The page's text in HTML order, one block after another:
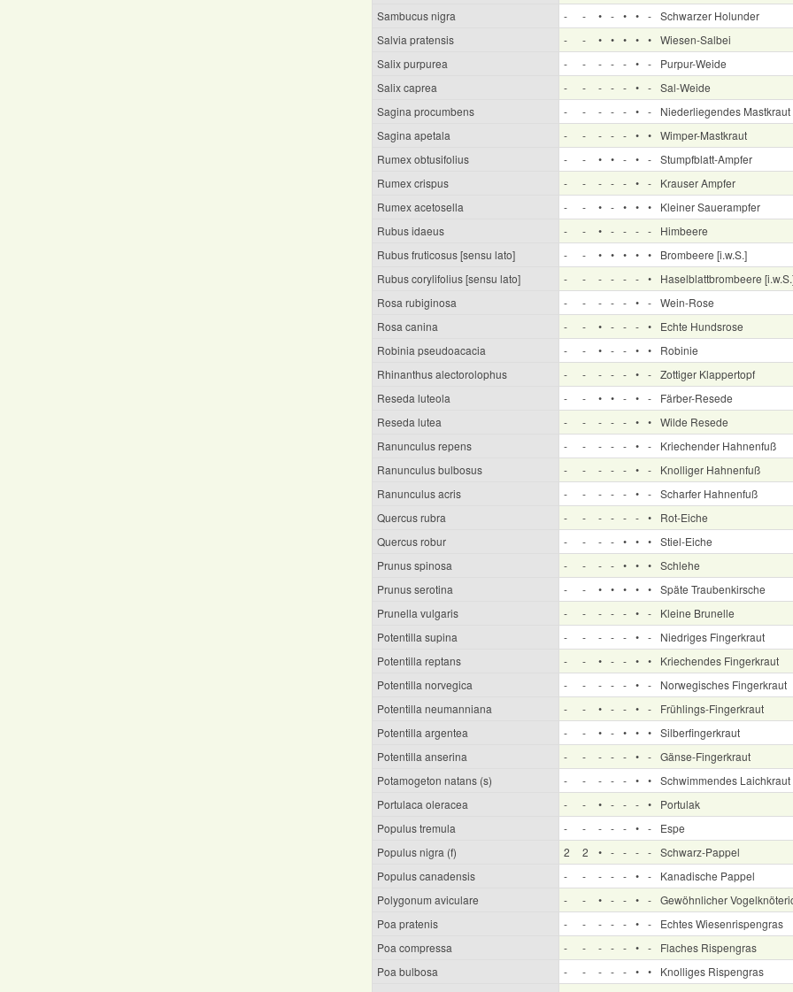
Sambucus nigra
- - • - • • -
Schwarzer Holunder
Salvia pratensis
- - • • • • •
Wiesen-Salbei
Salix purpurea
- - - - - • -
Purpur-Weide
Salix caprea
- - - - - • -
Sal-Weide
Sagina procumbens
- - - - - • -
Niederliegendes Mastkraut
Sagina apetala
- - - - - • •
Wimper-Mastkraut
Rumex obtusifolius
- - • • - • -
Stumpfblatt-Ampfer
Rumex crispus
- - - - - • -
Krauser Ampfer
Rumex acetosella
- - • - • • •
Kleiner Sauerampfer
Rubus idaeus
- - • - - - -
Himbeere
Rubus fruticosus [sensu lato]
- - • • • • •
Brombeere [i.w.S.]
Rubus corylifolius [sensu lato]
- - - - - - •
Haselblattbrombeere
Rosa rubiginosa
- - - - - • -
Wein-Rose
Rosa canina
- - • - - - •
Echte Hundsrose
Robinia pseudoacacia
- - • - - • •
Robinie
Rhinanthus alectorolophus
- - - - - • -
Zottiger Klappertopf
Reseda luteola
- - • • - • -
Färber-Resede
Reseda lutea
- - - - - • •
Wilde Resede
Ranunculus repens
- - - - - • -
Kriechender Hahnenfuß
Ranunculus bulbosus
- - - - - • -
Knolliger Hahnenfuß
Ranunculus acris
- - - - - • -
Scharfer Hahnenfuß
Quercus rubra
- - - - - - •
Rot-Eiche
Quercus robur
- - - - • • •
Stiel-Eiche
Prunus spinosa
- - - - • • •
Schlehe
Prunus serotina
- - • • • • •
Späte Traubenkirsche
Prunella vulgaris
- - - - - • -
Kleine Brunelle
Potentilla supina
- - - - - • -
Niedriges Fingerkraut
Potentilla reptans
- - • - - • •
Kriechendes Fingerkraut
Potentilla norvegica
- - - - - • -
Norwegisches Fingerkraut
Potentilla neumanniana
- - • - - • -
Frühlings-Fingerkraut
Potentilla argentea
- - • - • • •
Silberfingerkraut
Potentilla anserina
- - - - - • -
Gänse-Fingerkraut
Potamogeton natans (s)
- - - - - • •
Schwimmendes Laichkraut
Portulaca oleracea
- - • - - - •
Portulak
Populus tremula
- - - - - • -
Espe
Populus nigra (f)
2 2 • - - - -
Schwarz-Pappel
Populus canadensis
- - - - - • -
Kanadische Pappel
Polygonum aviculare
- - • - - • -
Gewöhnlicher
Poa pratenis
- - - - - • -
Echtes Wiesenrispengras
Poa compressa
- - - - - • -
Flaches Rispengras
Poa bulbosa
- - - - - • •
Knolliges Rispengras